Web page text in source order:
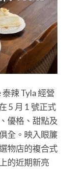
辣 Tyla 經營
5 月 1 號正式
優格、甜點及
全。映入眼簾
物店的複合式
的近期新亮